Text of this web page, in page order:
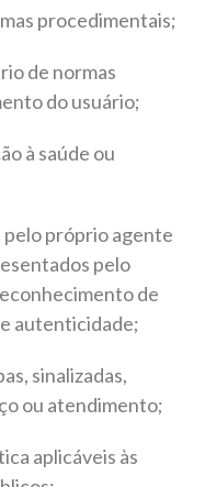
procedimentais;
de normas
do usuário;
à saúde ou
próprio agente
pelo
de
autenticidade;
sinalizadas,
ou atendimento;
aplicáveis às